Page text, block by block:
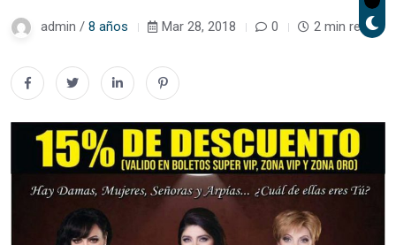
admin / 8 años Mar 28, 2018 0 2 min read